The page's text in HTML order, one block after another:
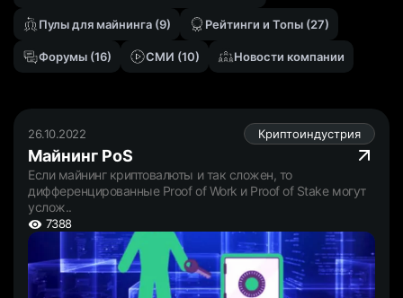
Пулы для майнинга (9) Рейтинги и Топы (27)
Форумы (16) СМИ (10) Новости компании
26.10.2022 Криптоиндустрия
Майнинг PoS
Если майнинг криптовалюты и так сложен, то
дифференцированные Proof of Work и Proof of Stake могут
услож..
7388